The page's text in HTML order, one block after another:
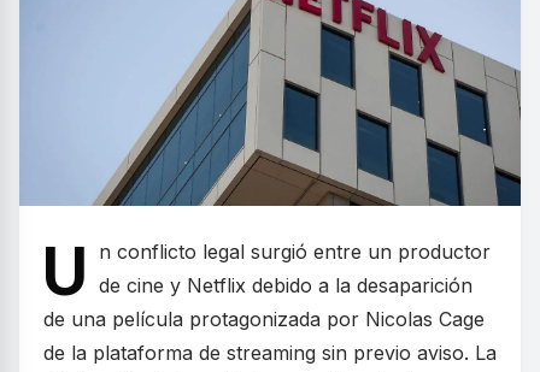
U
n conflicto legal surgió entre un productor
de cine y Netflix debido a la desaparición
de una película protagonizada por Nicolas Cage
de la plataforma de streaming sin previo aviso. La